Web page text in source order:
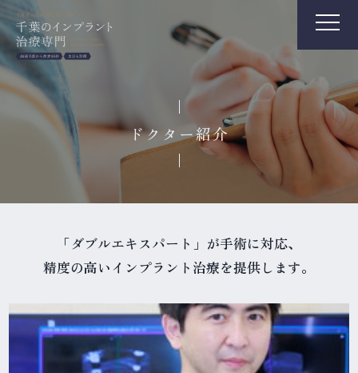
ドクター紹介
「ダブルエキスパート」が手術に対応、
精度の高いインプラント治療を提供します。